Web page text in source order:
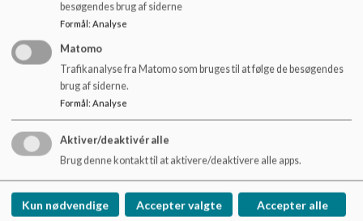
Læs vedhæftede dokument:
Dokumenter
Søgårdsskolens værdiprogram
Søgårdsskolen
C. L. Ibsens Vej 3, DK-2820 Gentofte
besøgendes brug af siderne
Formål : Analyse
Matomo
Trafikanalyse fra Matomo som bruges til at følge de besøgendes
brug af siderne.
Formål: Analyse
Aktiver/deaktivér alle
Brug denne kontakt til at aktivere/deaktivere alle apps.
Kun nødvendige Accepter valgte Accepter alle